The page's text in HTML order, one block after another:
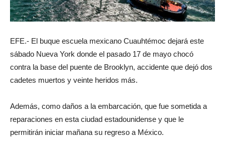
EFE.- El buque escuela mexicano Cuauhtémoc dejará este
sábado Nueva York donde el pasado 17 de mayo chocó
contra la base del puente de Brooklyn, accidente que dejó dos
cadetes muertos y veinte heridos más.
Además, como daños a la embarcación, que fue sometida a
reparaciones en esta ciudad estadounidense y que le
permitirán iniciar mañana su regreso a México.